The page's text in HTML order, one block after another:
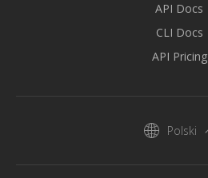
API Docs
CLI Docs
API Pricing
Polski